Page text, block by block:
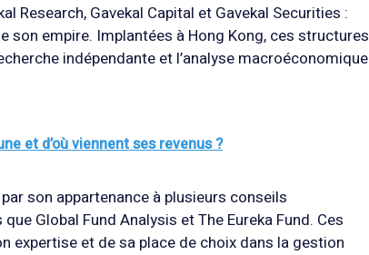
Research, Gavekal Capital et Gavekal Securities :
son empire. Implantées à Hong Kong, ces structures
indépendante et l’analyse macroéconomique
et d’où viennent ses revenus ?
son appartenance à plusieurs conseils
Global Fund Analysis et The Eureka Fund. Ces
expertise et de sa place de choix dans la gestion